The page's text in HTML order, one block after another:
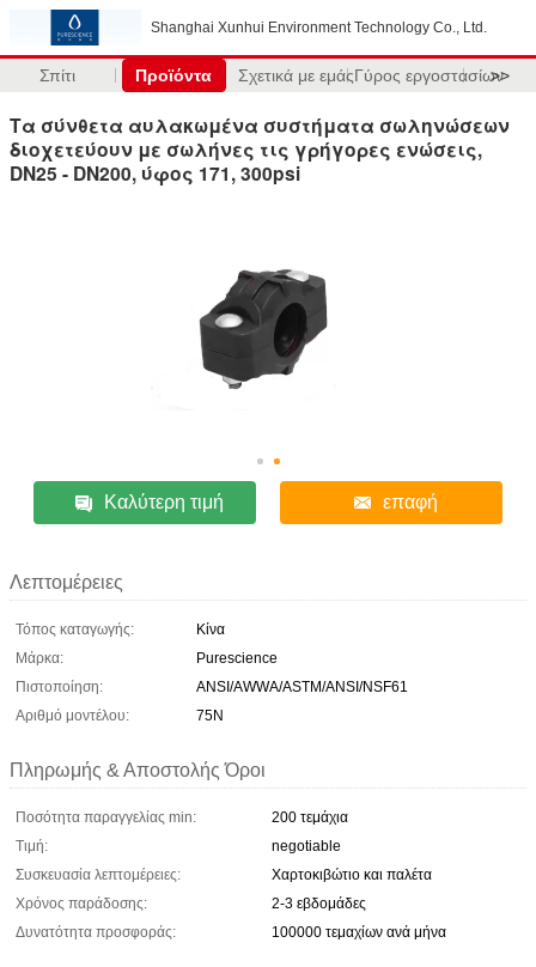
Shanghai Xunhui Environment Technology Co., Ltd.
Σπίτι Προϊόντα Σχετικά με εμάςΓύρος εργοστασίων
>>
Τα σύνθετα αυλακωμένα συστήματα σωληνώσεων
διοχετεύουν με σωλήνες τις γρήγορες ενώσεις,
DN25 - DN200, ύφος 171, 300psi
Καλύτερη τιμή επαφή
Λεπτομέρειες
Τόπος καταγωγής:
Κίνα
Μάρκα:
Purescience
Πιστοποίηση:
ANSI/AWWA/ASTM/ANSI/NSF61
Αριθμό μοντέλου:
75N
Πληρωμής & Αποστολής Όροι
Ποσότητα παραγγελίας min:
200 τεμάχια
Τιμή:
negotiable
Συσκευασία λεπτομέρειες:
Χαρτοκιβώτιο και παλέτα
Χρόνος παράδοσης:
2-3 εβδομάδες
Δυνατότητα προσφοράς:
100000 τεμαχίων ανά μήνα